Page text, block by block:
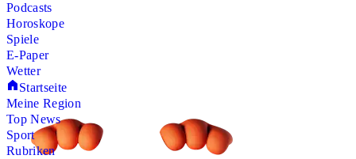
Podcasts
Horoskope
Spiele
E-Paper
Wetter
Startseite
Meine Region
Top News
Sport
Rubriken